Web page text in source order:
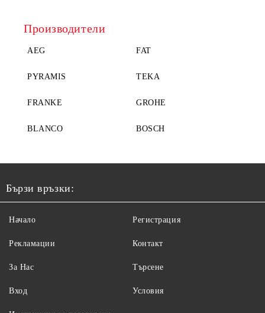
Производители
AEG FAT
PYRAMIS TEKA
FRANKE GROHE
BLANCO BOSCH
Бързи връзки:
Начало
Рекламации
За Нас
Вход
Регистрация
Контакт
Търсене
Условия